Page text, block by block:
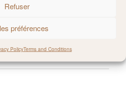
Refuser
préférences
PolicyTerms and Conditions